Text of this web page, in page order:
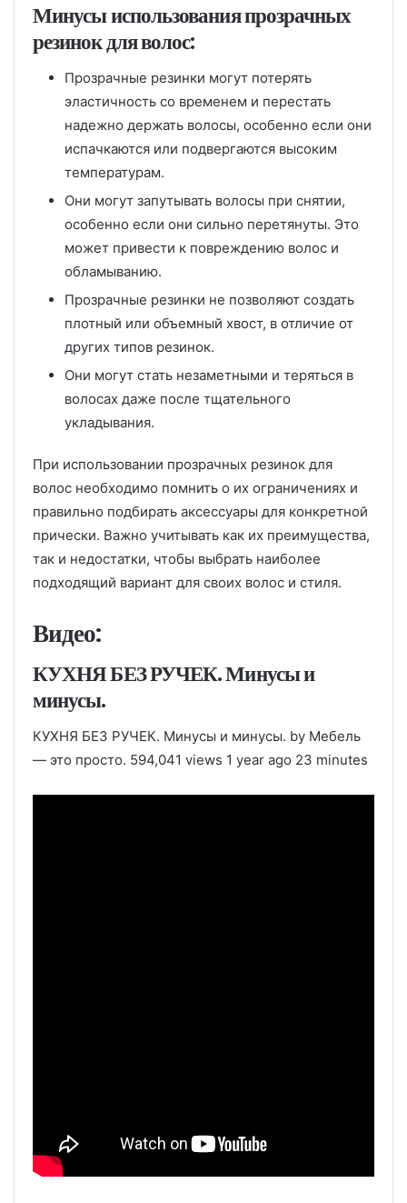
Минусы использования прозрачных
резинок для волос:
Прозрачные резинки могут потерять
эластичность со временем и перестать
надежно держать волосы, особенно если они
испачкаются или подвергаются высоким
температурам.
Они могут запутывать волосы при снятии,
особенно если они сильно перетянуты. Это
может привести к повреждению волос и
обламыванию.
Прозрачные резинки не позволяют создать
плотный или объемный хвост, в отличие от
других типов резинок.
Они могут стать незаметными и теряться в
волосах даже после тщательного
укладывания.
При использовании прозрачных резинок для
волос необходимо помнить о их ограничениях и
правильно подбирать аксессуары для конкретной
прически. Важно учитывать как их преимущества,
так и недостатки, чтобы выбрать наиболее
подходящий вариант для своих волос и стиля.
Видео:
КУХНЯ БЕЗ РУЧЕК. Минусы и
минусы.
КУХНЯ БЕЗ РУЧЕК. Минусы и минусы. by Мебель
— это просто. 594,041 views 1 year ago 23 minutes